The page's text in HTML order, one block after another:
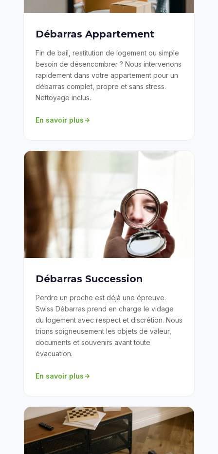
Débarras Appartement
Fin de bail, restitution de logement ou simple
besoin de désencombrer ? Nous intervenons
rapidement dans votre appartement pour un
débarras complet, propre et sans stress.
Nettoyage inclus.
En savoir plus
Débarras Succession
Perdre un proche est déjà une épreuve.
Swiss Débarras prend en charge le vidage
du logement avec respect et discrétion. Nous
trions soigneusement les objets de valeur,
documents et souvenirs avant toute
évacuation.
En savoir plus